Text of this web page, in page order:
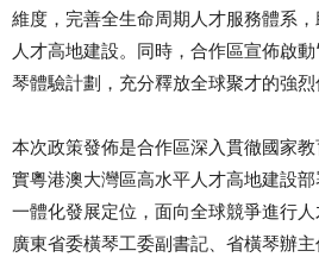
維度，完善全生命周期人才服務體系
人才高地建設。同時，合作區宣佈啟
琴體驗計劃，充分釋放全球聚才的強烈
本次政策發佈是合作區深入貫徹國家
實粵港澳大灣區高水平人才高地建設
一體化發展定位，面向全球競爭進行
廣東省委橫琴工委副書記、省橫琴辦